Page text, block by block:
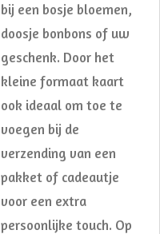
bij een bosje bloemen,
doosje bonbons of uw
geschenk. Door het
kleine formaat kaart
ook ideaal om toe te
voegen bij de
verzending van een
pakket of cadeautje
voor een extra
persoonlijke touch. Op